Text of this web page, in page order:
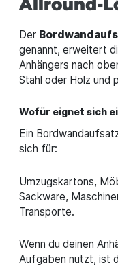
Der
genannt, erweitert
Anhängers nach
Stahl oder Holz und
Wofür eignet sich
Ein
sich für:
Umzugskartons,
Sackware,
Transporte.
Wenn du deinen
Aufgaben nutzt, ist